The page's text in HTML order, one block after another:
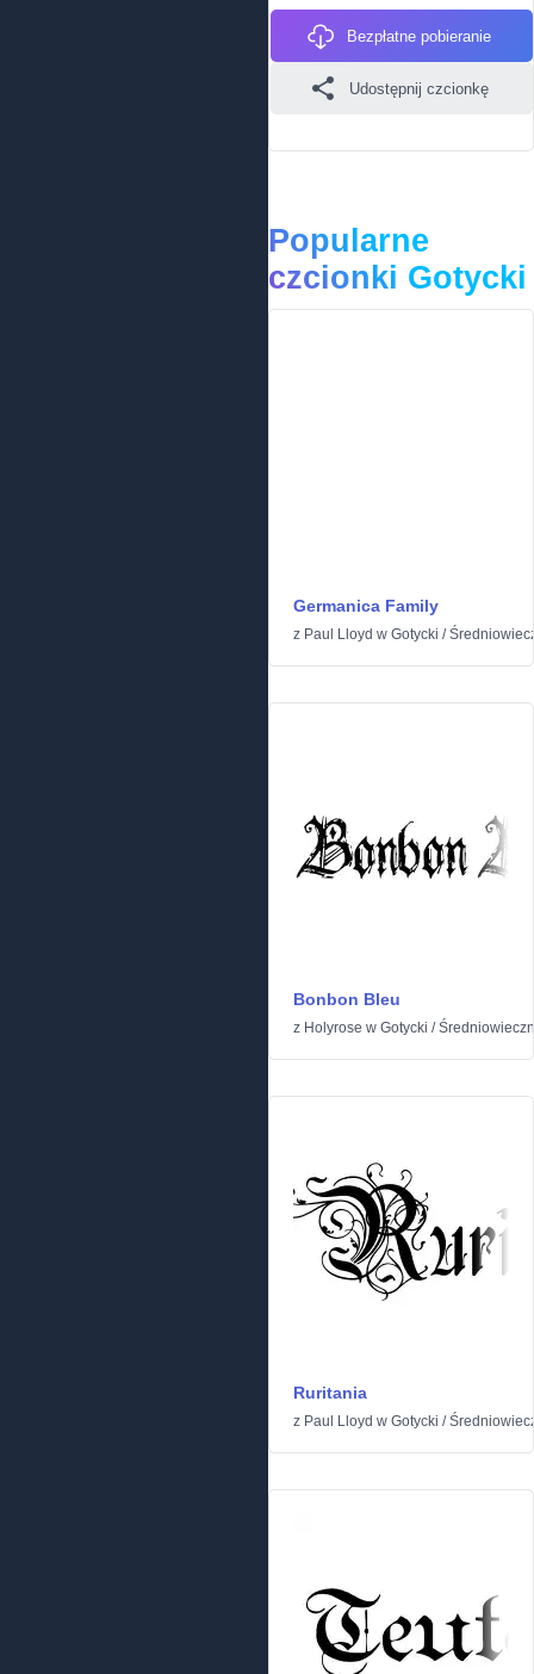
Bezpłatne pobieranie
Udostępnij czcionkę
Popularne
czcionki Gotycki
Germanica Family
z Paul Lloyd w Gotycki /
Bonbon Bleu
z Holyrose w Gotycki /
Ruritania
z Paul Lloyd w Gotycki /